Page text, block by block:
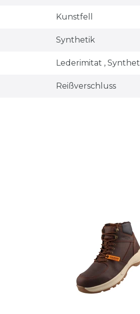
Kunstfell
Synthetik
Lederimitat ,
Reißverschluss